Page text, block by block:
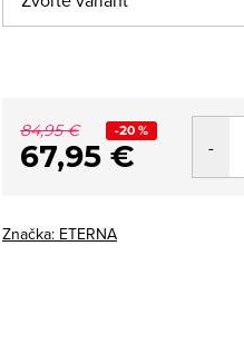
84,95 € -20 %
67,95 €
Značka: ETERNA